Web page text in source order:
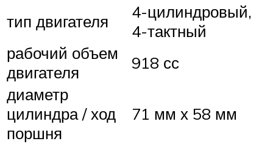
тип двигателя
4-цилиндровый,
4-тактный
рабочий объем
двигателя
918 сс
диаметр
цилиндра / ход
поршня
71 мм х 58 мм